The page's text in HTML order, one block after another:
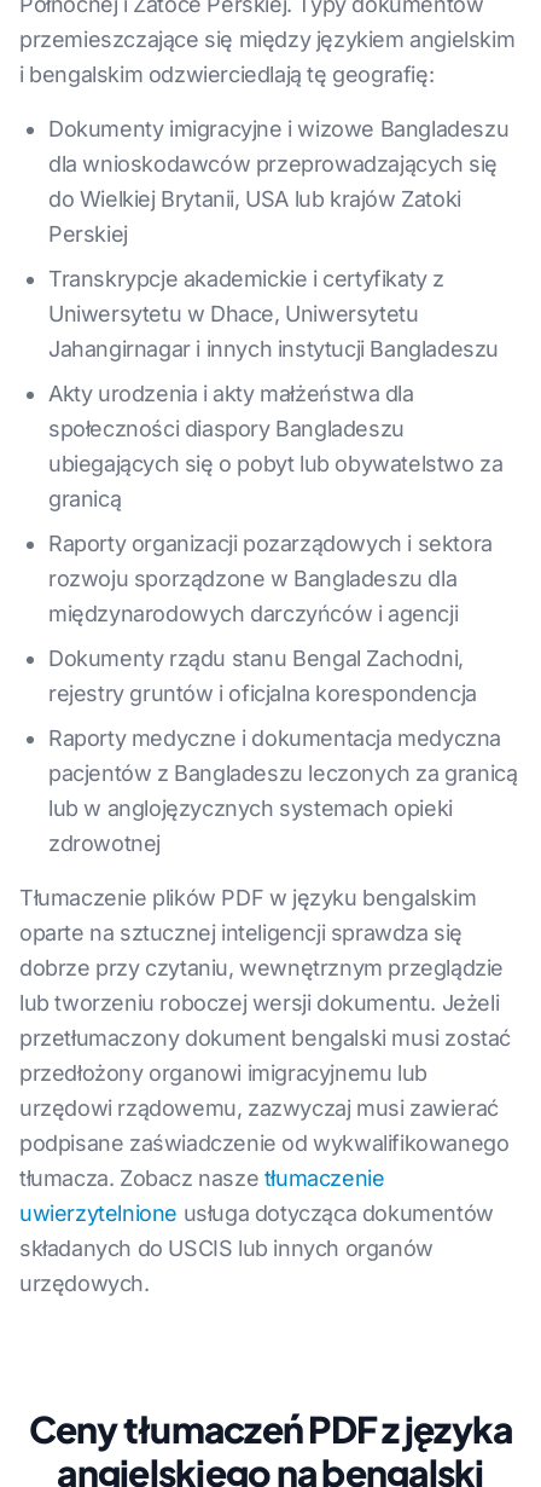
przemieszczające się między językiem angielskim
i bengalskim odzwierciedlają tę geografię:
Dokumenty imigracyjne i wizowe Bangladeszu
dla wnioskodawców przeprowadzających się
do Wielkiej Brytanii, USA lub krajów Zatoki
Perskiej
Transkrypcje akademickie i certyfikaty z
Uniwersytetu w Dhace, Uniwersytetu
Jahangirnagar i innych instytucji Bangladeszu
Akty urodzenia i akty małżeństwa dla
społeczności diaspory Bangladeszu
ubiegających się o pobyt lub obywatelstwo za
granicą
Raporty organizacji pozarządowych i sektora
rozwoju sporządzone w Bangladeszu dla
międzynarodowych darczyńców i agencji
Dokumenty rządu stanu Bengal Zachodni,
rejestry gruntów i oficjalna korespondencja
Raporty medyczne i dokumentacja medyczna
pacjentów z Bangladeszu leczonych za granicą
lub w anglojęzycznych systemach opieki
zdrowotnej
Tłumaczenie plików PDF w języku bengalskim
oparte na sztucznej inteligencji sprawdza się
dobrze przy czytaniu, wewnętrznym przeglądzie
lub tworzeniu roboczej wersji dokumentu. Jeżeli
przetłumaczony dokument bengalski musi zostać
przedłożony organowi imigracyjnemu lub
urzędowi rządowemu, zazwyczaj musi zawierać
podpisane zaświadczenie od wykwalifikowanego
tłumacza. Zobacz nasze tłumaczenie
uwierzytelnione usługa dotycząca dokumentów
składanych do USCIS lub innych organów
urzędowych.
Ceny tłumaczeń PDF z języka
angielskiego na bengalski